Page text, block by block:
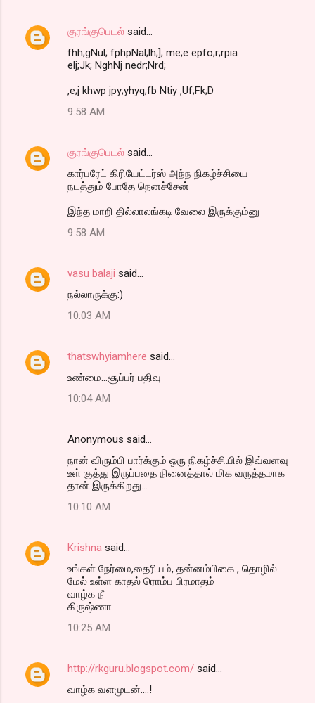
C
t
குரங்குபெடல் said…
fhh;gNul; fphpNal;lh;]; me;e epfo;r;rpia
elj;Jk; NghNj nedr;Nrd;
,e;j khwp jpy;yhyq;fb Ntiy ,Uf;Fk;D
9:58 AM
குரங்குபெடல் said…
கார்பரேட் கிரியேட்டர்ஸ் அந்ந நிகழ்ச்சியை
நடத்தும் போதே நெனச்சேன்
இந்த மாறி தில்லாலங்கடி வேலை இருக்கும்னு
9:58 AM
vasu balaji said…
நல்லாருக்கு:)
10:03 AM
thatswhyiamhere said…
உண்மை...சூப்பர் பதிவு
10:04 AM
Anonymous said…
நான் விரும்பி பார்க்கும் ஒரு நிகழ்ச்சியில் இவ்வளவு
உள் குத்து இருப்பதை நினைத்தால் மிக வருத்தமாக
தான் இருக்கிறது...
10:10 AM
Krishna said…
உங்கள் நேர்மை,தைரியம், தன்னம்பிகை , தொழில்
மேல் உள்ள காதல் ரொம்ப பிரமாதம்
வாழ்க நீ
கிருஷ்ணா
10:25 AM
http://rkguru.blogspot.com/ said…
வாழ்க வளமுடன்....!